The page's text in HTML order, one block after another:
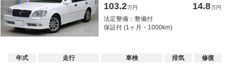
103.2万円 14.8万円
法定整備：整備付
保証付 (1ヶ月・1000km)
年式
走行
車検
排気
修復